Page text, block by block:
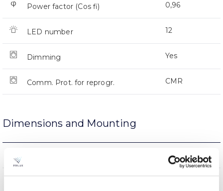
Power factor (Cos fi) 0,96
LED number 12
Dimming Yes
Comm. Prot. for reprogr. CMR
Dimensions and Mounting
Arm Mount